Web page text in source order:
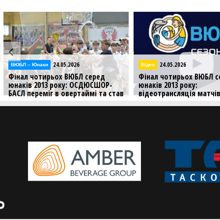
Відео 24.05.2026
Фінал чотирьох ВЮБЛ серед
юнаків 2013 року:
відеотрансляція матчів 24
ВЮБЛ – Юнаки 23.05.2026
Фінал чотирьох ВЮБЛ
юнаків 2013 року:
БАСЛ переміг вдруге
Попереду заключний